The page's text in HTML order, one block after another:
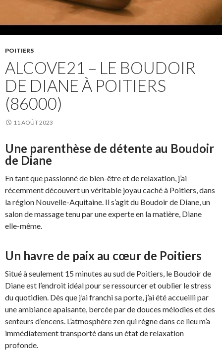
POITIERS
ALCOVE21 – LE BOUDOIR
DE DIANE À POITIERS
(86000)
11 AOÛT 2023
Une parenthèse de détente au Boudoir
de Diane
En tant que passionné de bien-être et de relaxation, j’ai
récemment découvert un véritable joyau caché à Poitiers, dans
la région Nouvelle-Aquitaine. Il s’agit du Boudoir de Diane, un
salon de massage tenu par une experte en la matière, Diane
elle-même.
Un havre de paix au cœur de Poitiers
Situé à seulement 15 minutes au sud de Poitiers, le Boudoir de
Diane est l’endroit idéal pour se ressourcer et oublier le stress
du quotidien. Dès que j’ai franchi sa porte, j’ai été accueilli par
une ambiance apaisante, bercée par de douces mélodies et des
senteurs d’encens. L’atmosphère zen qui règne dans ce lieu m’a
immédiatement transporté dans un état de relaxation
profonde.